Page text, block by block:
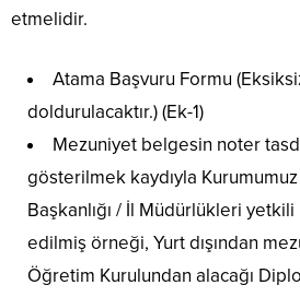
etmelidir.
Atama Başvuru Formu
doldurulacaktır.) (Ek-1)
Mezuniyet belgesin noter
gösterilmek kaydıyla
Başkanlığı / İl Müdürlükleri
edilmiş örneği, Yurt dışından
Öğretim Kurulundan alacağı